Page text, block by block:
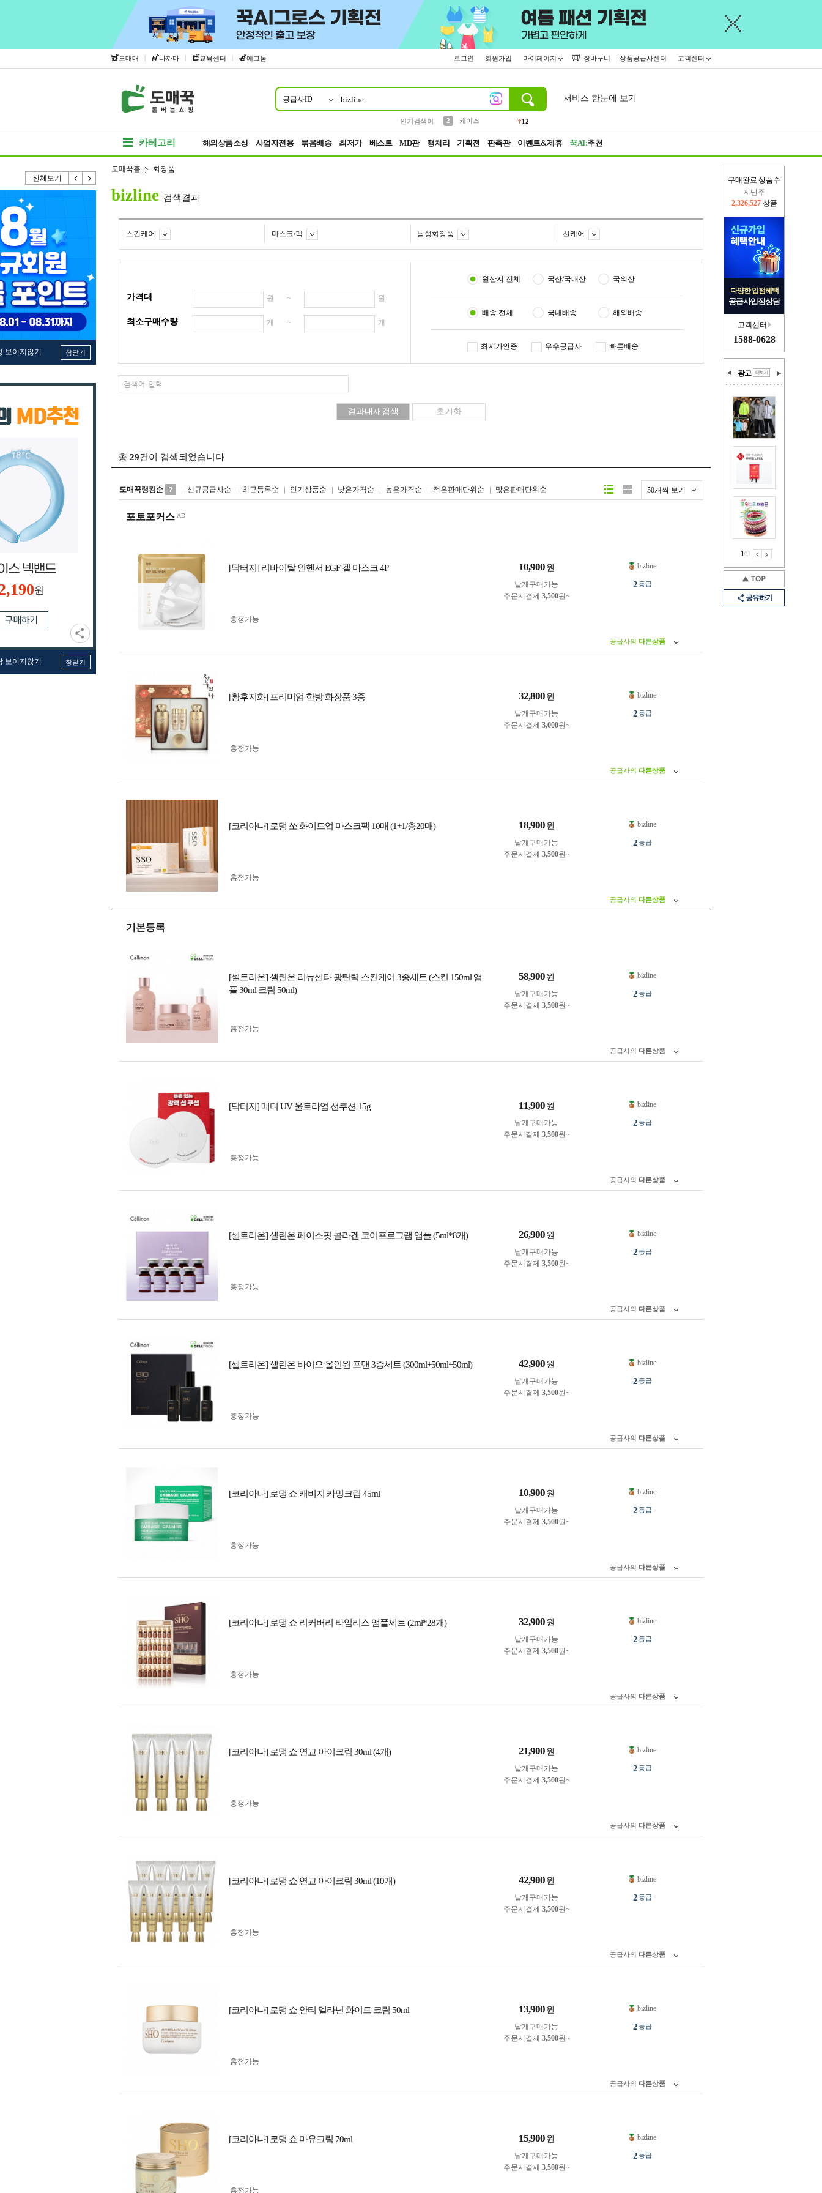
도매매 | 나까마 | 교육센터 | 에그돔 로그인 회원가입 마이페이지 장바구니 상품공급사센터 고객센터
공급사ID
인기검색어
2
케이스
12
서비스 한눈에 보기
카테고리 해외상품소싱 사업자전용 묶음배송 최저가 베스트 MD관 땡처리 기획전 판촉관 이벤트&제휴 꾹AI:추천
전체보기
보이지않기 창닫기
원
보이지않기 창닫기
구매완료 상품수
지난주
2,326,527 상품
이번주
2,274,360상품
다양한 입점혜택
공급사입점상담
고객센터
1588-0628
광고
1/9
공유하기
도매꾹홈 화장품
bizline 검색결과
스킨케어 마스크/팩 남성화장품 선케어
가격대 원 ~ 원
최소구매수량 개 ~ 개
원산지 전체 국산/국내산 국외산
배송 전체 국내배송 해외배송
최저가인증 우수공급사 빠른배송
총 29건이 검색되었습니다
도매꾹랭킹순 신규공급사순 최근등록순 인기상품순 낮은가격순 높은가격순 적은판매단위순 많은판매단위순 50개씩 보기
리스트형갤러리형
포토포커스
[닥터지] 리바이탈 인헨서 EGF 겔 마스크 4P 10,900 원
낱개구매가능
주문시결제 3,500원~
흥정가능
bizline
2등급
공급사의 다른상품
[황후지화] 프리미엄 한방 화장품 3종 32,800 원
낱개구매가능
주문시결제 3,000원~
흥정가능
bizline
2등급
공급사의 다른상품
[코리아나] 로댕 쏘 화이트업 마스크팩 10매 (1+1/총20매) 18,900 원
낱개구매가능
주문시결제 3,500원~
흥정가능
bizline
2등급
공급사의 다른상품
기본등록
[셀트리온] 셀린온 리뉴센타 광탄력 스킨케어 3종세트 (스킨 150ml 앰
플 30ml 크림 50ml)
58,900 원
낱개구매가능
주문시결제 3,500원~
흥정가능
bizline
2등급
공급사의 다른상품
[닥터지] 메디 UV 울트라업 선쿠션 15g 11,900 원
낱개구매가능
주문시결제 3,500원~
흥정가능
bizline
2등급
공급사의 다른상품
[셀트리온] 셀린온 페이스핏 콜라겐 코어프로그램 앰플 (5ml*8개) 26,900 원
낱개구매가능
주문시결제 3,500원~
흥정가능
bizline
2등급
공급사의 다른상품
[셀트리온] 셀린온 바이오 올인원 포맨 3종세트 (300ml+50ml+50ml) 42,900 원
낱개구매가능
주문시결제 3,500원~
흥정가능
bizline
2등급
공급사의 다른상품
[코리아나] 로댕 쇼 캐비지 카밍크림 45ml 10,900 원
낱개구매가능
주문시결제 3,500원~
흥정가능
bizline
2등급
공급사의 다른상품
[코리아나] 로댕 쇼 리커버리 타임리스 앰플세트 (2ml*28개) 32,900 원
낱개구매가능
주문시결제 3,500원~
흥정가능
bizline
2등급
공급사의 다른상품
[코리아나] 로댕 쇼 연교 아이크림 30ml (4개) 21,900 원
낱개구매가능
주문시결제 3,500원~
흥정가능
bizline
2등급
공급사의 다른상품
[코리아나] 로댕 쇼 연교 아이크림 30ml (10개) 42,900 원
낱개구매가능
주문시결제 3,500원~
흥정가능
bizline
2등급
공급사의 다른상품
[코리아나] 로댕 쇼 안티 멜라닌 화이트 크림 50ml 13,900 원
낱개구매가능
주문시결제 3,500원~
흥정가능
bizline
2등급
공급사의 다른상품
[코리아나] 로댕 쇼 마유크림 70ml 15,900 원
낱개구매가능
주문시결제 3,500원~
흥정가능
bizline
2등급